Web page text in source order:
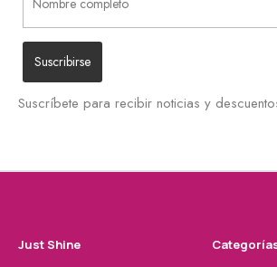
Suscríbete para recibir noticias y
Just Shine